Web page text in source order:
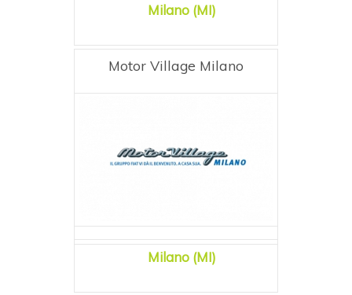
Milano (MI)
Motor Village Milano
Milano (MI)